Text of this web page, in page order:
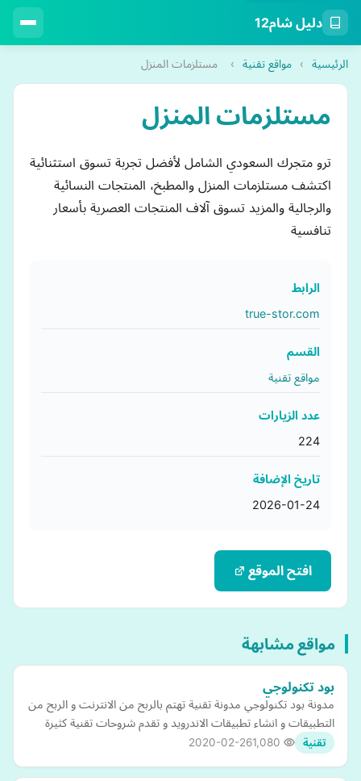
دليل شام12
الرئيسية › مواقع تقنية › مستلزمات المنزل
مستلزمات المنزل
ترو متجرك السعودي الشامل لأفضل تجربة تسوق استثنائية
اكتشف مستلزمات المنزل والمطبخ، المنتجات النسائية
والرجالية والمزيد تسوق آلاف المنتجات العصرية بأسعار
تنافسية
الرابط
true-stor.com
القسم
مواقع تقنية
عدد الزيارات
224
تاريخ الإضافة
2026-01-24
افتح الموقع
مواقع مشابهة
بود تكنولوجي
مدونة بود تكنولوجي مدونة تقنية تهتم بالربح من الانترنت و الربح من
التطبيقات و انشاء تطبيقات الاندرويد و تقدم شروحات تقنية كثيرة
تقنية 2020-02-26